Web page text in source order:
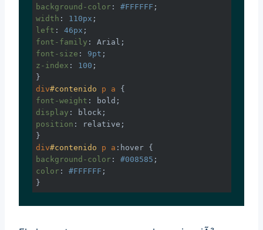
background-color: #FFFFFF
width : 110px
left : 46px
font-family
font-size : 9pt
z-index : 100 ;
div#contenido p a
font-weight
display
position : relative;
div#contenido p a :hover
background-color: #008585
color: #FFFFFF ;
}